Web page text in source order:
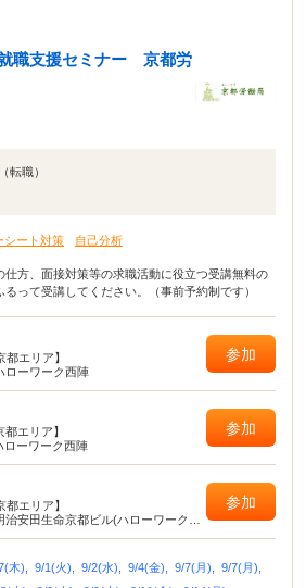
就職支援セミナー 京都労
転職）
シート対策 自己分析
仕方、面接対策等の求職活動に役立つ受講無料の
って受講してください。（事前予約制です）
都エリア】
ローワーク西陣
参加
都エリア】
ローワーク西陣
参加
都エリア】
治安田生命京都ビル(ハローワーク西
参加
木), 9/1(火), 9/2(水), 9/4(金), 9/7(月),
9/7(月),